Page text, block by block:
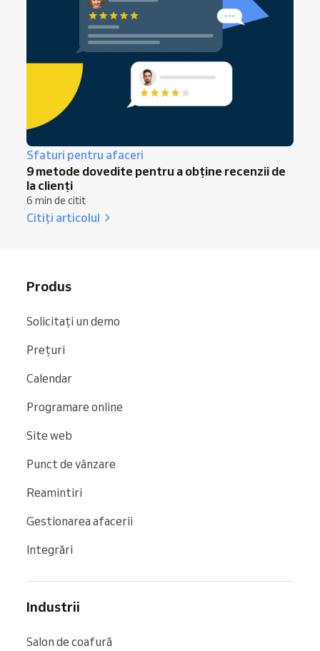
Sfaturi pentru afaceri
9 metode dovedite pentru a obține recenzii de
la clienți
6 min de citit
Citiți articolul
Produs
Solicitați un demo
Prețuri
Calendar
Programare online
Site web
Punct de vânzare
Reamintiri
Gestionarea afacerii
Integrări
Industrii
Salon de coafură